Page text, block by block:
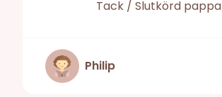
Tack / Slutkörd pappa
Philip